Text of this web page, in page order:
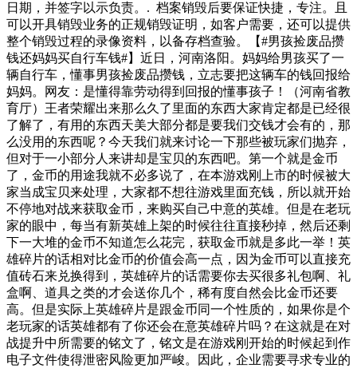
日期，并签字以示负责。. 档案销毁后要保证快捷，专注。且
可以开具销毁业务的正规销毁证明，如客户需要，还可以提供
整个销毁过程的录像资料，以备存档查验。【#男孩捡废品攒
钱还妈妈买自行车钱#】近日，河南洛阳。妈妈给男孩买了一
辆自行车，懂事男孩捡废品攒钱，立志要把这辆车的钱回报给
妈妈。网友：是懂得靠劳动得到回报的懂事孩子！（河南省教
育厅）王者荣耀出来那么久了里面的东西大家肯定都是已经很
了解了，有用的东西天美大部分都是要我们交钱才会有的，那
么没用的东西呢？今天我们就来讨论一下那些被玩家们抛弃，
但对于一小部分人来讲却是宝贝的东西吧。第一个就是金币
了，金币的用途我就不必多说了，在本游戏刚上市的时候被大
家当成宝贝来处理，大家都不想往游戏里面充钱，所以就开始
不停地对战来获取金币，来购买自己中意的英雄。但是在老玩
家的眼中，每当有新英雄上架的时候往往直接秒掉，然后还剩
下一大堆的金币不知道怎么花完，获取金币就是多此一举！英
雄碎片的话相对比金币的价值会高一点，因为金币可以直接充
值砖石来兑换得到，英雄碎片的话需要你去买很多礼包啊、礼
盒啊、道具之类的才会送你几个，稀有度自然会比金币还要
高。但是实际上英雄碎片是跟金币同一个性质的，如果你是个
老玩家的话英雄都有了你还会在意英雄碎片吗？在这就是在对
战提升中所需要的铭文了，铭文是在游戏刚开始的时候起到作
电子文件使得泄密风险更加严峻。因此，企业需要寻求专业的